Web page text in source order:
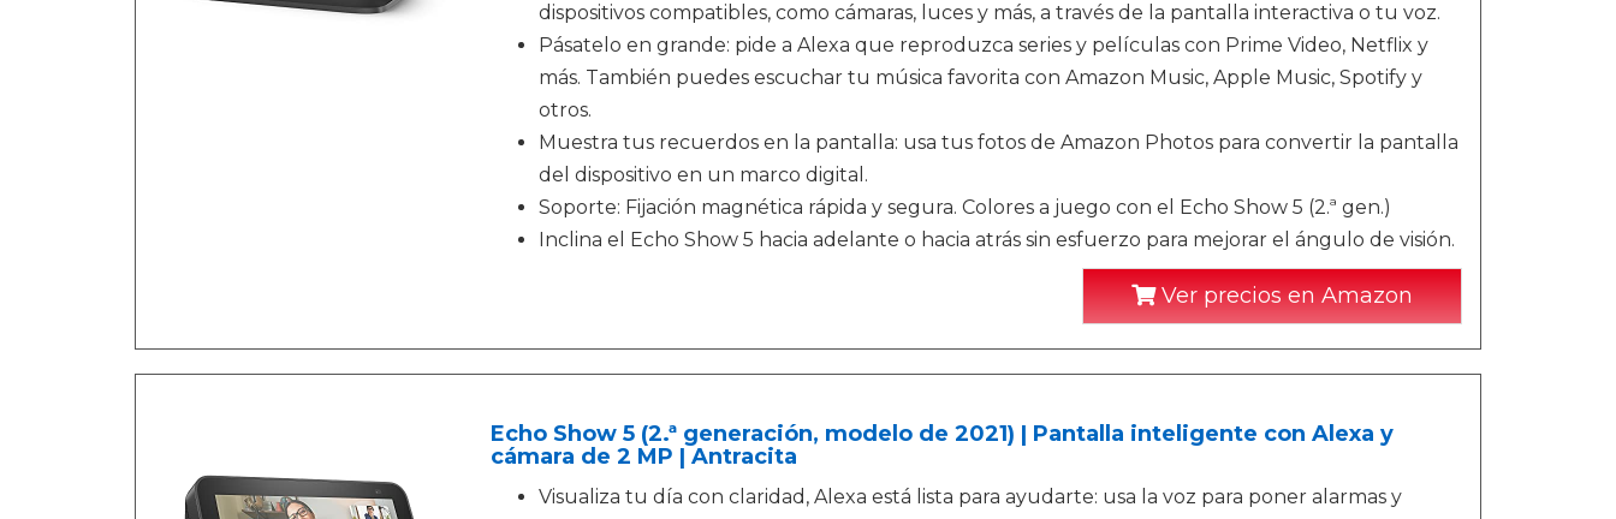
dispositivos compatibles, como cámaras, luces y más, a través de la pantalla interactiva o tu voz.
Pásatelo en grande: pide a Alexa que reproduzca series y películas con Prime Video, Netflix y
más. También puedes escuchar tu música favorita con Amazon Music, Apple Music, Spotify y
otros.
Muestra tus recuerdos en la pantalla: usa tus fotos de Amazon Photos para convertir la pantalla
del dispositivo en un marco digital.
Soporte: Fijación magnética rápida y segura. Colores a juego con el Echo Show 5 (2.ª gen.)
Inclina el Echo Show 5 hacia adelante o hacia atrás sin esfuerzo para mejorar el ángulo de visión.
Ver precios en Amazon
Echo Show 5 (2.ª generación, modelo de 2021) | Pantalla inteligente con Alexa y
cámara de 2 MP | Antracita
Visualiza tu día con claridad, Alexa está lista para ayudarte: usa la voz para poner alarmas y